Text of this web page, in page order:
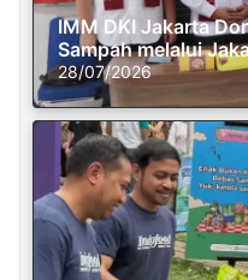
IMM DKI Jakarta
Sampah melalui
28/07/2026